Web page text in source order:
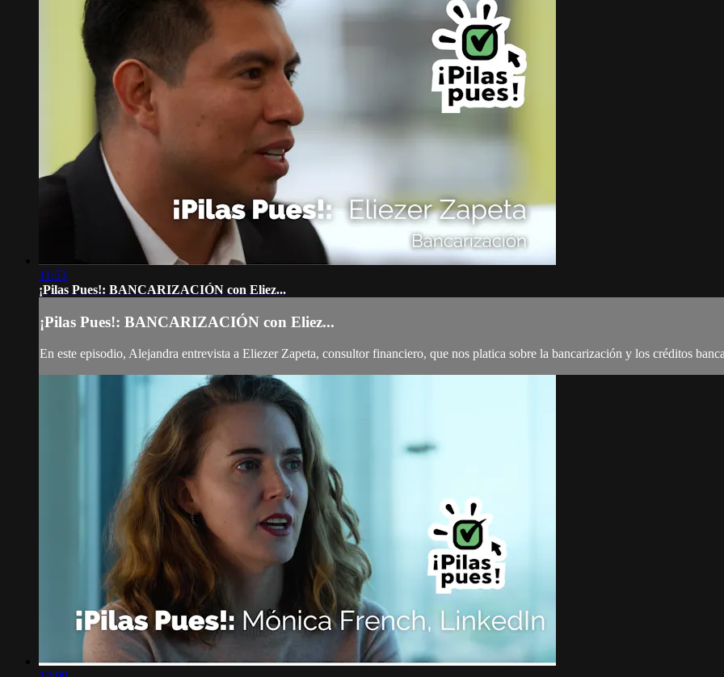
11:53
¡Pilas Pues!: BANCARIZACIÓN con Eliez...
¡Pilas Pues!: BANCARIZACIÓN con Eliez...
En este episodio, Alejandra entrevista a Eliezer Zapeta, consultor financiero, que nos platica sobre la bancarización y los créditos